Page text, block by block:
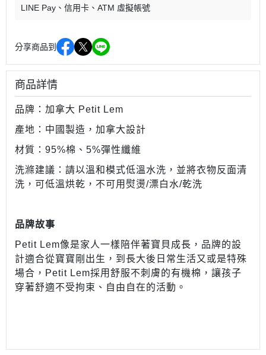
LINE Pay
信用卡 ATM 虛擬帳號
分享商品到
商品詳情
品牌：加拿大 Petit Lem
產地：中國製造，加拿大設計
材質：95%棉、5%彈性纖維
洗滌建議：請以溫和模式低溫水洗，並將衣物反面清
洗，可低溫烘乾，不可用熨燙/漂白水/乾洗
品牌故事
Petit Lem像是家人一樣陪伴著寶貝成長，品牌的設
計適合從寶寶剛出生，到長大後日常生活又或是特殊
場合，Petit Lem採用舒服不刺膚的有機棉，讓孩子
穿著舒適不受拘束、自由自在的活動。